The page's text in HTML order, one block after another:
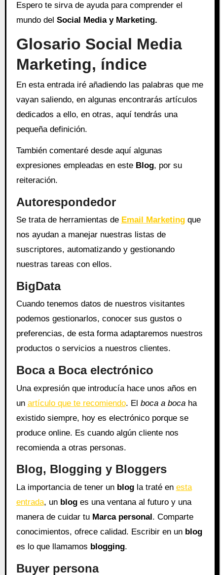
Espero te sirva de ayuda para comprender el
mundo del Social Media y Marketing.
Glosario Social Media
Marketing, índice
En esta entrada iré añadiendo las palabras que me
vayan saliendo, en algunas encontrarás artículos
dedicados a ello, en otras, aquí tendrás una
pequeña definición.
También comentaré desde aquí algunas
expresiones empleadas en este Blog, por su
reiteración.
Autorespondedor
Se trata de herramientas de Email Marketingque
nos ayudan a manejar nuestras listas de
suscriptores, automatizando y gestionando
nuestras tareas con ellos.
BigData
Cuando tenemos datos de nuestros visitantes
podemos gestionarlos, conocer sus gustos o
preferencias, de esta forma adaptaremos nuestros
productos o servicios a nuestros clientes.
Boca a Boca electrónico
Una expresión que introducía hace unos años en
un artículo que te recomiendo. El boca a bocaha
existido siempre, hoy es electrónico porque se
produce online. Es cuando algún cliente nos
recomienda a otras personas.
Blog, Blogging y Bloggers
La importancia de tener un blogla traté en esta
entrada, un bloges una ventana al futuro y una
manera de cuidar tuMarca personal. Comparte
conocimientos, ofrece calidad. Escribir en un blog
es lo que llamamos blogging.
Buyer persona